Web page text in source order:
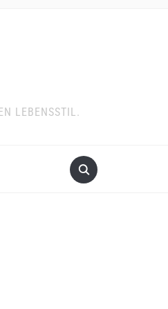
LEBENSSTIL.